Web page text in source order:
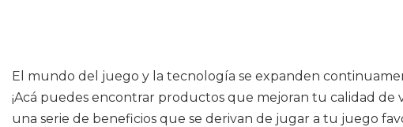
El mundo del juego y la tecnología se expanden
¡Acá puedes encontrar productos que mejoran tu calidad
una serie de beneficios que se derivan de jugar a tu juego